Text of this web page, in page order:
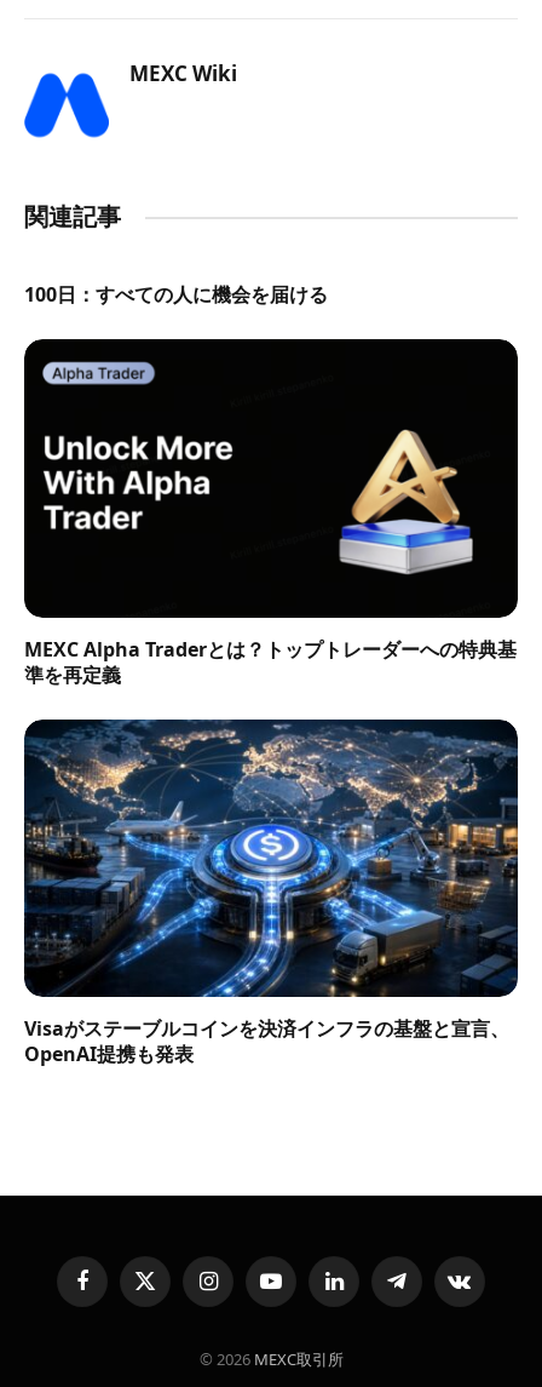
MEXC Wiki
関連記事
100日：すべての人に機会を届ける
MEXC Alpha Traderとは？トップトレーダーへの特典基
準を再定義
Visaがステーブルコインを決済インフラの基盤と宣言、
OpenAI提携も発表
FacebookX
(Twitter)
InstagramYouTubeLinkedInTelegramVKontakte
© 2026 MEXC取引所